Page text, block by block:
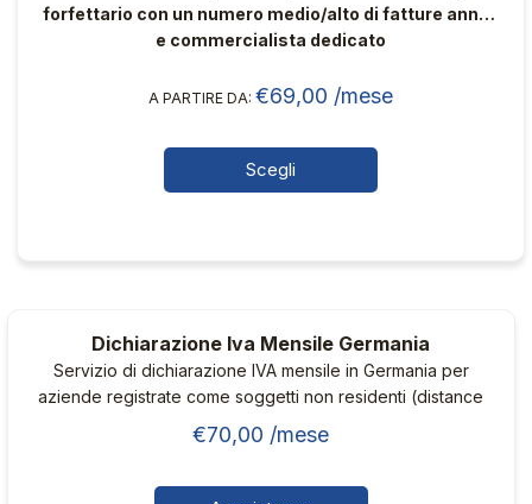
possono
essere
nella
del
prodotto
forfettario con un numero medio/alto di fatture annuo
e commercialista dedicato
A PARTIRE DA:€69,00 /mese
Scegli
Questo
ha
Le
opzioni
possono
essere
Dichiarazione Iva Mensile Germania
Servizio di dichiarazione IVA mensile in Germania per
aziende registrate come soggetti non residenti (distance
selling).
€70,00 /mese